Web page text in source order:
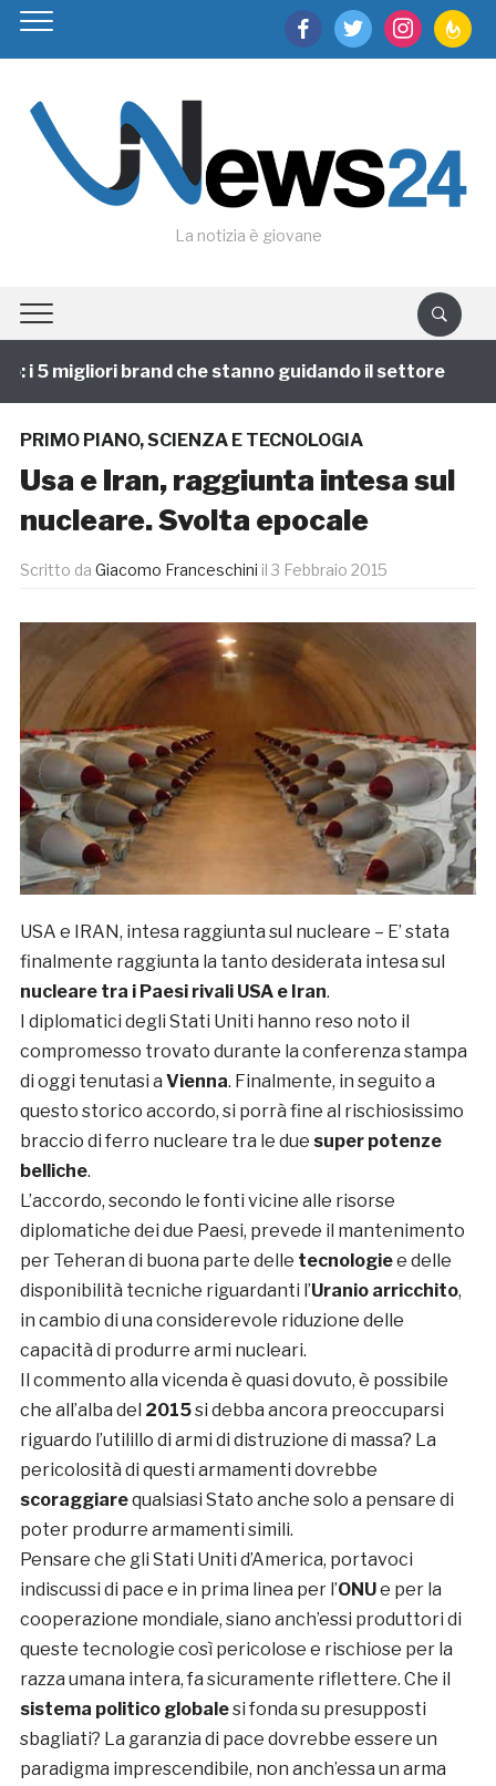
facebooktwitter instagram
La notizia è giovane
5 migliori brand che stanno guidando il settore
PRIMO PIANO,SCIENZA E TECNOLOGIA
Usa e Iran, raggiunta intesa sul
nucleare. Svolta epocale
Scritto da Giacomo Franceschini il 3 Febbraio 2015
USA e IRAN, intesa raggiunta sul nucleare – E’ stata
finalmente raggiunta la tanto desiderata intesa sul
nucleare tra i Paesi rivali USA e Iran.
I diplomatici degli Stati Uniti hanno reso noto il
compromesso trovato durante la conferenza stampa
di oggi tenutasi a Vienna. Finalmente, in seguito a
questo storico accordo, si porrà fine al rischiosissimo
braccio di ferro nucleare tra le due super potenze
belliche.
L’accordo, secondo le fonti vicine alle risorse
diplomatiche dei due Paesi, prevede il mantenimento
per Teheran di buona parte delle tecnologiee delle
disponibilità tecniche riguardanti l’Uranio arricchito,
in cambio di una considerevole riduzione delle
capacità di produrre armi nucleari.
Il commento alla vicenda è quasi dovuto, è possibile
che all’alba del 2015si debba ancora preoccuparsi
riguardo l’utilillo di armi di distruzione di massa? La
pericolosità di questi armamenti dovrebbe
scoraggiarequalsiasi Stato anche solo a pensare di
poter produrre armamenti simili.
Pensare che gli Stati Uniti d’America, portavoci
indiscussi di pace e in prima linea per l’ONUe per la
cooperazione mondiale, siano anch’essi produttori di
queste tecnologie così pericolose e rischiose per la
razza umana intera, fa sicuramente riflettere. Che il
sistema politico globalesi fonda su presupposti
sbagliati? La garanzia di pace dovrebbe essere un
paradigma imprescendibile, non anch’essa un arma